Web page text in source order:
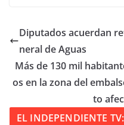
Diputados acuerdan
neral de Aguas
Más de 130 mil
os en la zona del
to
EL INDEPENDIENTE